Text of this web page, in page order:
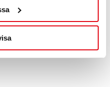
Kompetensutveckling